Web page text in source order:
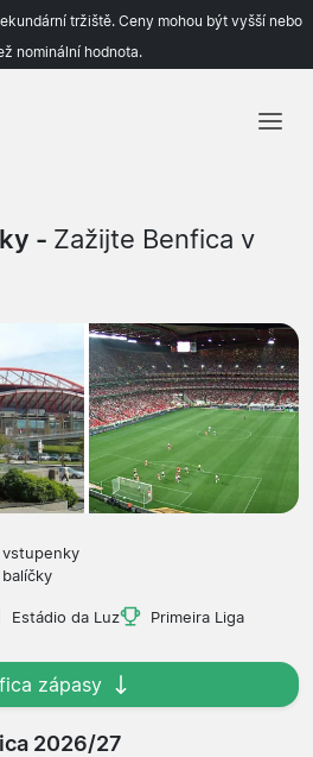
tržiště. Ceny mohou být vyšší nebo
nominální hodnota.
Týmy
- Zažijte Benfica v
Estádio da Luz Primeira Liga
zápasy
2026/27